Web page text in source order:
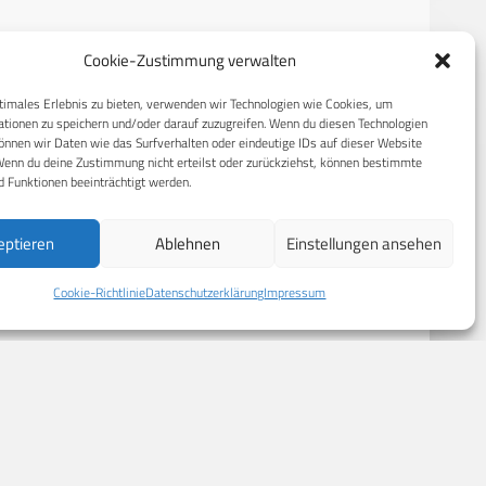
Cookie-Zustimmung verwalten
Erlebnis zu bieten, verwenden wir Technologien wie Cookies, um
zu speichern und/oder darauf zuzugreifen. Wenn du diesen Technologien
wir Daten wie das Surfverhalten oder eindeutige IDs auf dieser Website
du deine Zustimmung nicht erteilst oder zurückziehst, können bestimmte
Funktionen beeinträchtigt werden.
Ablehnen Einstellungen ansehen
Cookie-RichtlinieDatenschutzerklärungImpressum
RECHTLICHES
Datenschutzerklärung
Cookie-Richtlinie (EU)
Compliance
Impressum